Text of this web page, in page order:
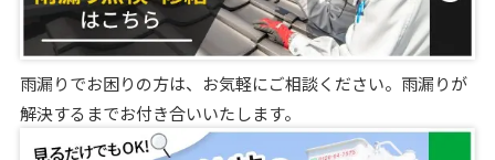
雨漏りでお困りの方は、お気軽にご相談ください。雨漏りが
解決するまでお付き合いいたします。